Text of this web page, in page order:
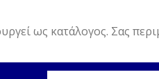
ως κατάλογος. Σας